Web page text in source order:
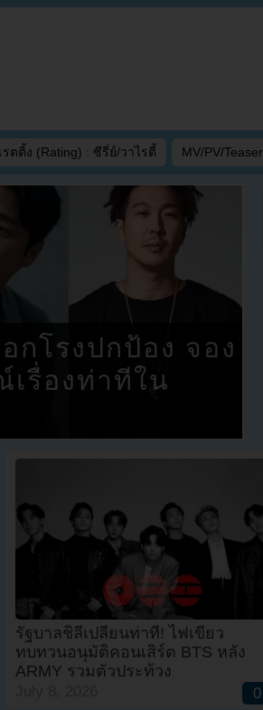
เรตติ้ง (Rating) : ซีรี่ย์/วาไรตี้ MV/PV/Teaser
กโรงปกป้อง จอง
รื่องท่าทีใน
รัฐบาลชิลีเปลี่ยนท่าที! ไฟเขียว
ทบทวนอนุมัติคอนเสิร์ต BTS หลัง
ARMY รวมตัวประท้วง
0